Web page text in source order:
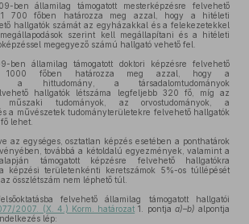
ben államilag támogatott mesterképzésre felvehető
700 főben határozza meg azzal, hogy a hitéleti
hallgatók számát az egyházakkal és a felekezetekkel
szerint kell megállapítani és a hitéleti
megegyező számú hallgató vehető fel.
ben államilag támogatott doktori képzésre felvehető
1000 főben határozza meg azzal, hogy a
a hittudomány, a társadalomtudományok
hallgatók létszáma legfeljebb 320 fő, míg az
műszaki tudományok, az orvostudományok, a
a művészetek tudományterületekre felvehető hallgatók
lehet.
az egységes, osztatlan képzés esetében a ponthatárok
továbbá a kétoldalú egyezmények, valamint a
támogatott képzésre felvehető hallgatókra
képzési területenkénti keretszámok 5%-os túllépését
összlétszám nem léphető túl.
felvehető államilag támogatott hallgatói
2007. (X. 4.) Korm. határozat 1. pontja a)–b) alpontja
lép: